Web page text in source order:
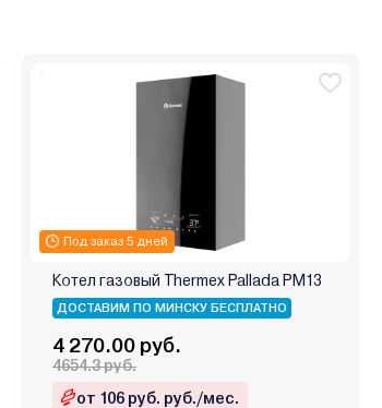
Под заказ 5 дней
Котел газовый Thermex Pallada PM13
ДОСТАВИМ ПО МИНСКУ БЕСПЛАТНО
4 270.00 руб.
4654.3 руб.
от 106 руб. руб./мес.